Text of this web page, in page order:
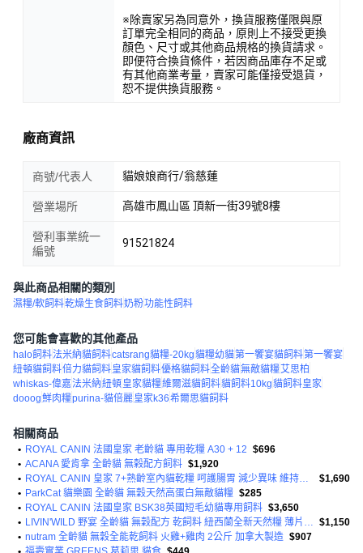
※除賣家另為同意外，換貨服務僅限與原
訂單完全相同的商品，原則上不接受更換
顏色、尺寸或其他商品規格的換貨請求。
即便符合換貨條件，若因商品庫存不足或
有其他商業考量，賣家可能僅接受退貨，
恕不提供換貨服務。
廠商資訊
商號/代表人 貓娘娘商行/翁慈蓮
營業場所 高雄市鳳山區 頂新一街39號8樓
營利事業統一
編號
91521824
與此商品相關的類別
濕糧/軟飼料乾燥生食飼料奶粉功能性飼料
您可能會喜歡的其他產品
halo飼料法米納貓飼料catsrang貓糧-20kg貓糧幼貓第一饗宴貓飼料第一饗宴
紐頓貓飼料倍力貓飼料皇家貓飼料優格貓飼料全齡貓無敵貓糧艾思柏
whiskas-偉嘉法米納紐頓皇家貓糧維爾滋貓飼料貓飼料10kg貓飼料皇家
dooog鮮肉糧purina-貓倍麗皇家k36希爾思貓飼料
相關商品
• ROYAL CANIN 法國皇家 老齡貓 專用乾糧 A30 + 12 $696
• ACANA 愛肯拿 全齡貓 無榖配方飼料 $1,920
•
$1,690
• ParkCat 貓樂園 全齡貓 無穀天然高蛋白無敵貓糧 $285
• ROYAL CANIN 法國皇家 BSK38英國短毛幼貓專用飼料 $3,650
•
$1,150
• nutram 全齡貓 無穀全能乾飼料 火雞+雞肉 2公斤 加拿大製造 $907